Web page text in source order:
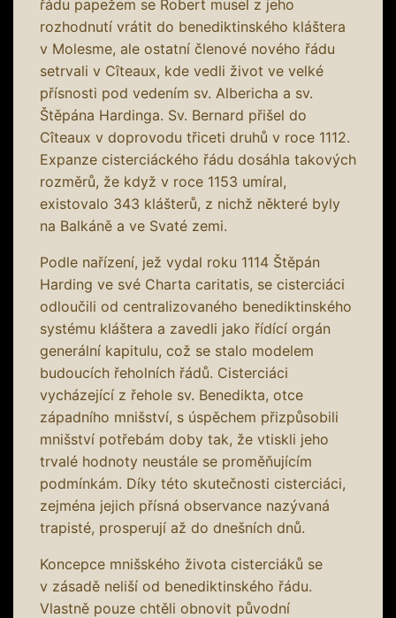
řádu papežem se Robert musel z jeho
rozhodnutí vrátit do benediktinského kláštera
v Molesme, ale ostatní členové nového řádu
setrvali v Cîteaux, kde vedli život ve velké
přísnosti pod vedením sv. Albericha a sv.
Štěpána Hardinga. Sv. Bernard přišel do
Cîteaux v doprovodu třiceti druhů v roce 1112.
Expanze cisterciáckého řádu dosáhla takových
rozměrů, že když v roce 1153 umíral,
existovalo 343 klášterů, z nichž některé byly
na Balkáně a ve Svaté zemi.
Podle nařízení, jež vydal roku 1114 Štěpán
Harding ve své Charta caritatis, se cisterciáci
odloučili od centralizovaného benediktinského
systému kláštera a zavedli jako řídící orgán
generální kapitulu, což se stalo modelem
budoucích řeholních řádů. Cisterciáci
vycházející z řehole sv. Benedikta, otce
západního mnišství, s úspěchem přizpůsobili
mnišství potřebám doby tak, že vtiskli jeho
trvalé hodnoty neustále se proměňujícím
podmínkám. Díky této skutečnosti cisterciáci,
zejména jejich přísná observance nazývaná
trapisté, prosperují až do dnešních dnů.
Koncepce mnišského života cisterciáků se
v zásadě neliší od benediktinského řádu.
Vlastně pouze chtěli obnovit původní